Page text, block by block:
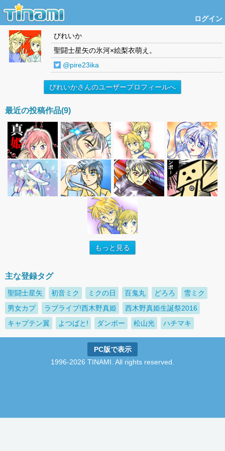
ログイン
びれいか
聖闘士星矢の氷河×絵梨衣萌え。
@pire23ika
びれいかさんのユーザープロフィールへ
最近の投稿作品(9)
もっと見る
主な登録タグ
聖闘士星矢 初音ミク ミクの日 百鬼丸 どろろ
雪ミク
男女カプ
ラブライブ!西木野真姫
西木野真姫生誕祭2016
キャプテン翼
よつばと! ダンボー 松山光 ハチマキ
PC版で表示
1996-2026 TINAMI. All rights reserved.